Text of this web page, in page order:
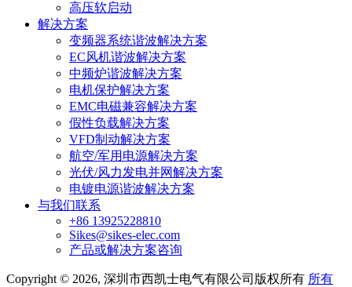
高压软启动
解决方案
变频器系统谐波解决方案
EC风机谐波解决方案
中频炉谐波解决方案
电机保护解决方案
EMC电磁兼容解决方案
假性负载解决方案
VFD制动解决方案
航空/军用电源解决方案
光伏/风力发电并网解决方案
电镀电源谐波解决方案
与我们联系
+86 13925228810
Sikes@sikes-elec.com
产品或解决方案咨询
Copyright © 2026, 深圳市西凯士电气有限公司版权所有 所有